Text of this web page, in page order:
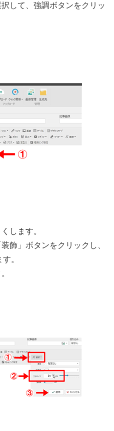
して、強調ボタンをクリッ
します。
飾」ボタンをクリックし、
。